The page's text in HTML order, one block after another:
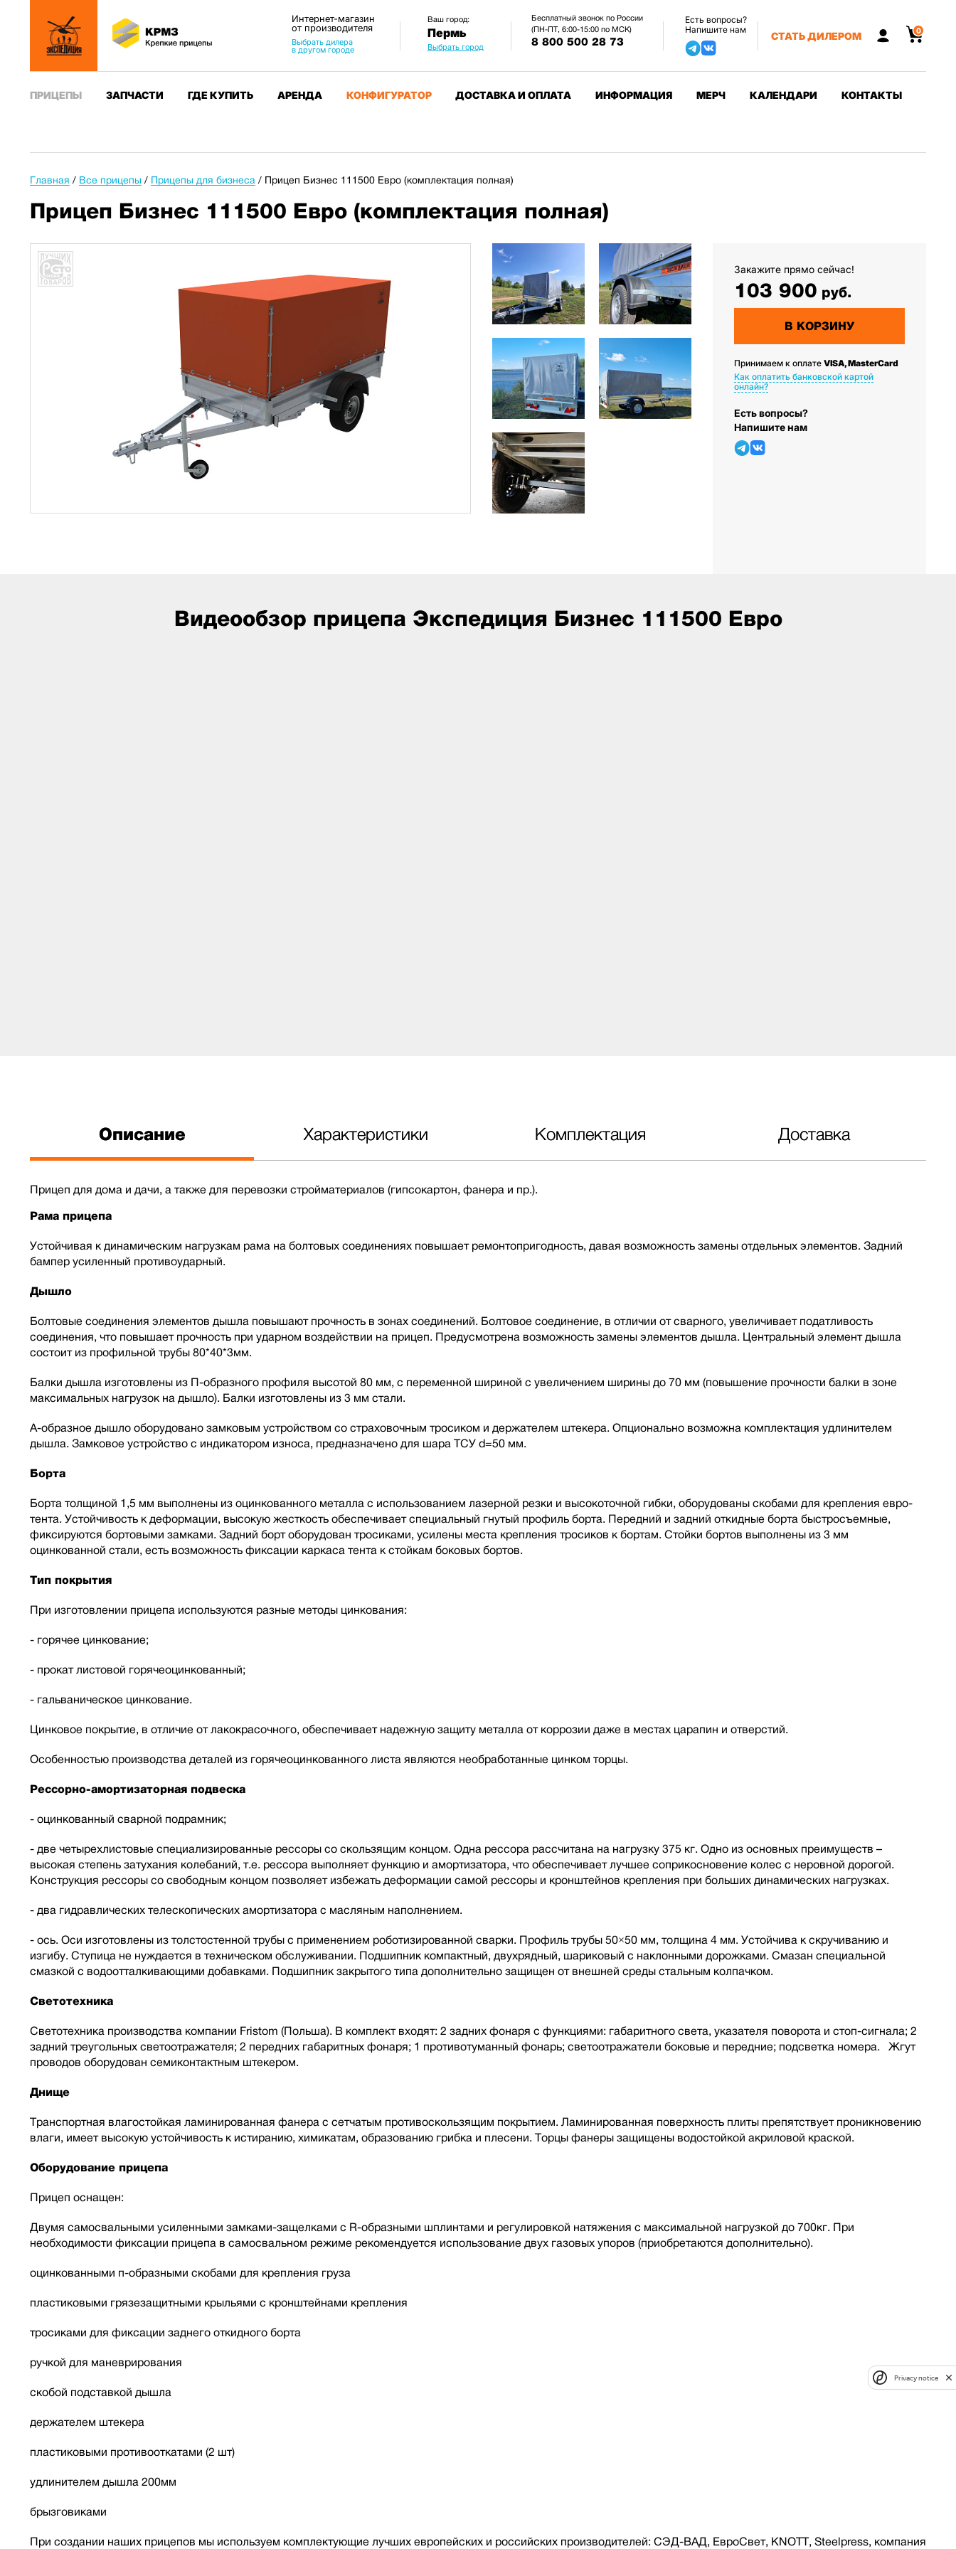
Интернет-магазин
от производителя
Выбрать дилера
в другом городе
Ваш город:
Пермь
Выбрать город
Бесплатный звонок по России
(ПН-ПТ, 6:00-15:00 по МСК)
8 800 500 28 73
Есть вопросы?
Напишите нам
СТАТЬ ДИЛЕРОМ 0
ПРИЦЕПЫ ЗАПЧАСТИ ГДЕ КУПИТЬ АРЕНДА КОНФИГУРАТОР ДОСТАВКА И ОПЛАТА ИНФОРМАЦИЯ МЕРЧ КАЛЕНДАРИ КОНТАКТЫ
Главная / Все прицепы / Прицепы для бизнеса / Прицеп Бизнес 111500 Евро (комплектация полная)
Прицеп Бизнес 111500 Евро (комплектация полная)
Закажите прямо сейчас!
103 900 руб.
В КОРЗИНУ
Принимаем к оплате VISA, MasterCard
Как оплатить банковской картой
онлайн?
Есть вопросы?
Напишите нам
Видеообзор прицепа Экспедиция Бизнес 111500 Евро
Описание Характеристики Комплектация Доставка
Прицеп для дома и дачи, а также для перевозки стройматериалов (гипсокартон, фанера и пр.).
Рама прицепа
Устойчивая к динамическим нагрузкам рама на болтовых соединениях повышает ремонтопригодность, давая возможность замены отдельных элементов. Задний
бампер усиленный противоударный.
Дышло
Болтовые соединения элементов дышла повышают прочность в зонах соединений. Болтовое соединение, в отличии от сварного, увеличивает податливость
соединения, что повышает прочность при ударном воздействии на прицеп. Предусмотрена возможность замены элементов дышла. Центральный элемент дышла
состоит из профильной трубы 80*40*3мм.
Балки дышла изготовлены из П-образного профиля высотой 80 мм, с переменной шириной с увеличением ширины до 70 мм (повышение прочности балки в зоне
максимальных нагрузок на дышло). Балки изготовлены из 3 мм стали.
А-образное дышло оборудовано замковым устройством со страховочным тросиком и держателем штекера. Опционально возможна комплектация удлинителем
дышла. Замковое устройство с индикатором износа, предназначено для шара ТСУ d=50 мм.
Борта
Борта толщиной 1,5 мм выполнены из оцинкованного металла с использованием лазерной резки и высокоточной гибки, оборудованы скобами для крепления евро-
тента. Устойчивость к деформации, высокую жесткость обеспечивает специальный гнутый профиль борта. Передний и задний откидные борта быстросъемные,
фиксируются бортовыми замками. Задний борт оборудован тросиками, усилены места крепления тросиков к бортам. Стойки бортов выполнены из 3 мм
оцинкованной стали, есть возможность фиксации каркаса тента к стойкам боковых бортов.
Тип покрытия
При изготовлении прицепа используются разные методы цинкования:
- горячее цинкование;
- прокат листовой горячеоцинкованный;
- гальваническое цинкование.
Цинковое покрытие, в отличие от лакокрасочного, обеспечивает надежную защиту металла от коррозии даже в местах царапин и отверстий.
Особенностью производства деталей из горячеоцинкованного листа являются необработанные цинком торцы.
Рессорно-амортизаторная подвеска
- оцинкованный сварной подрамник;
- две четырехлистовые специализированные рессоры со скользящим концом. Одна рессора рассчитана на нагрузку 375 кг. Одно из основных преимуществ –
высокая степень затухания колебаний, т.е. рессора выполняет функцию и амортизатора, что обеспечивает лучшее соприкосновение колес с неровной дорогой.
Конструкция рессоры со свободным концом позволяет избежать деформации самой рессоры и кронштейнов крепления при больших динамических нагрузках.
- два гидравлических телескопических амортизатора с масляным наполнением.
- ось. Оси изготовлены из толстостенной трубы с применением роботизированной сварки. Профиль трубы 50×50 мм, толщина 4 мм. Устойчива к скручиванию и
изгибу. Ступица не нуждается в техническом обслуживании. Подшипник компактный, двухрядный, шариковый с наклонными дорожками. Смазан специальной
смазкой с водоотталкивающими добавками. Подшипник закрытого типа дополнительно защищен от внешней среды стальным колпачком.
Светотехника
Светотехника производства компании Fristom (Польша). В комплект входят: 2 задних фонаря с функциями: габаритного света, указателя поворота и стоп-сигнала; 2
задний треугольных светоотражателя; 2 передних габаритных фонаря; 1 противотуманный фонарь; светоотражатели боковые и передние; подсветка номера. Жгут
проводов оборудован семиконтактным штекером.
Днище
Транспортная влагостойкая ламинированная фанера с сетчатым противоскользящим покрытием. Ламинированная поверхность плиты препятствует проникновению
влаги, имеет высокую устойчивость к истиранию, химикатам, образованию грибка и плесени. Торцы фанеры защищены водостойкой акриловой краской.
Оборудование прицепа
Прицеп оснащен:
Двумя самосвальными усиленными замками-защелками с R-образными шплинтами и регулировкой натяжения с максимальной нагрузкой до 700кг. При
необходимости фиксации прицепа в самосвальном режиме рекомендуется использование двух газовых упоров (приобретаются дополнительно).
оцинкованными п-образными скобами для крепления груза
пластиковыми грязезащитными крыльями с кронштейнами крепления
тросиками для фиксации заднего откидного борта
ручкой для маневрирования
скобой подставкой дышла
держателем штекера
пластиковыми противооткатами (2 шт)
удлинителем дышла 200мм
брызговиками
При создании наших прицепов мы используем комплектующие лучших европейских и российских производителей: СЭД-ВАД, ЕвроСвет, KNOTT, Steelpress, компания
Privacy notice